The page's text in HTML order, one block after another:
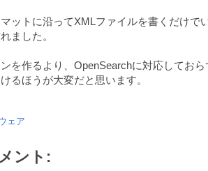
ットに沿ってXMLファイルを書くだけで
ました。
を作るより、OpenSearchに対応しておら
るほうが大変だと思います。
ェア
ント: